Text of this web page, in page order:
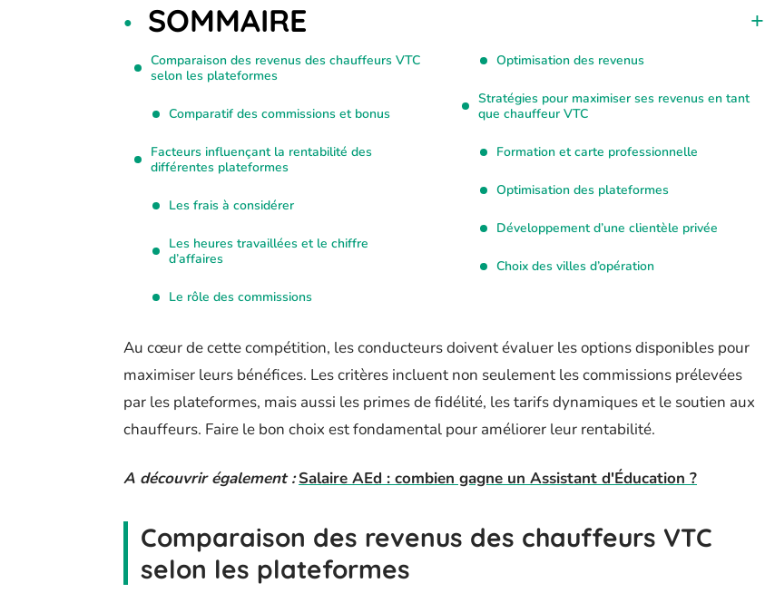
SOMMAIRE
Comparaison des revenus des chauffeurs VTC
selon les plateformes
Comparatif des commissions et bonus
Facteurs influençant la rentabilité des
différentes plateformes
Les frais à considérer
Les heures travaillées et le chiffre
d’affaires
Le rôle des commissions
Optimisation des revenus
Stratégies pour maximiser ses revenus en tant
que chauffeur VTC
Formation et carte professionnelle
Optimisation des plateformes
Développement d’une clientèle privée
Choix des villes d’opération
Au cœur de cette compétition, les conducteurs doivent évaluer les options disponibles pour
maximiser leurs bénéfices. Les critères incluent non seulement les commissions prélevées
par les plateformes, mais aussi les primes de fidélité, les tarifs dynamiques et le soutien aux
chauffeurs. Faire le bon choix est fondamental pour améliorer leur rentabilité.
A découvrir également : Salaire AEd : combien gagne un Assistant d'Éducation ?
Comparaison des revenus des chauffeurs VTC
selon les plateformes